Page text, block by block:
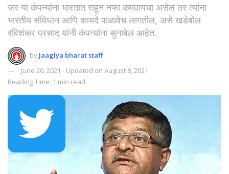
जर या कंपन्यांना भारतात राहून नफा कमवायचा असेल तर त्यांना
भारतीय संविधान आणि कायदे पाळावेच लागतील, असे खडेबोल
रविशंकर प्रसाद यांनी कंपन्यांना सुनावेल आहेत.
by Jaaglya bharat staff
June 20, 2021 - Updated on August 8, 2021
Reading Time: 1 min read